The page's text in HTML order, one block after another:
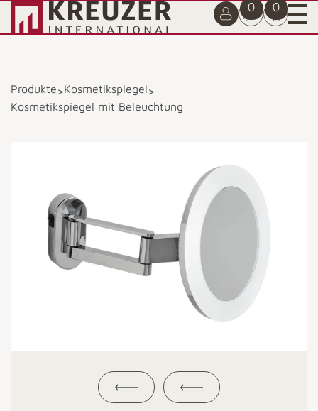
0 0
Produkte>Kosmetikspiegel>
Kosmetikspiegel mit Beleuchtung